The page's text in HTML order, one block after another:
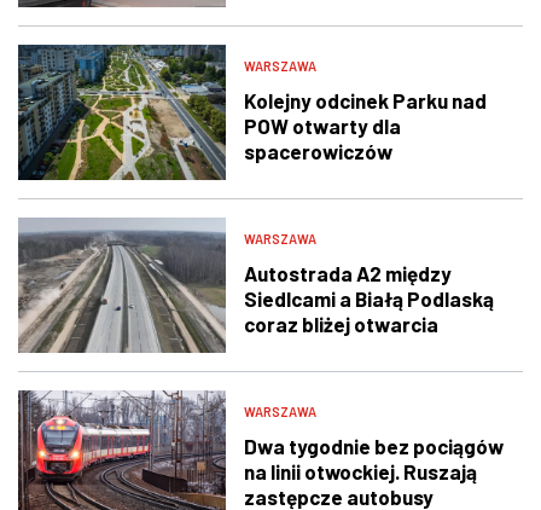
WARSZAWA
Kolejny odcinek Parku nad
POW otwarty dla
spacerowiczów
WARSZAWA
Autostrada A2 między
Siedlcami a Białą Podlaską
coraz bliżej otwarcia
WARSZAWA
Dwa tygodnie bez pociągów
na linii otwockiej. Ruszają
zastępcze autobusy